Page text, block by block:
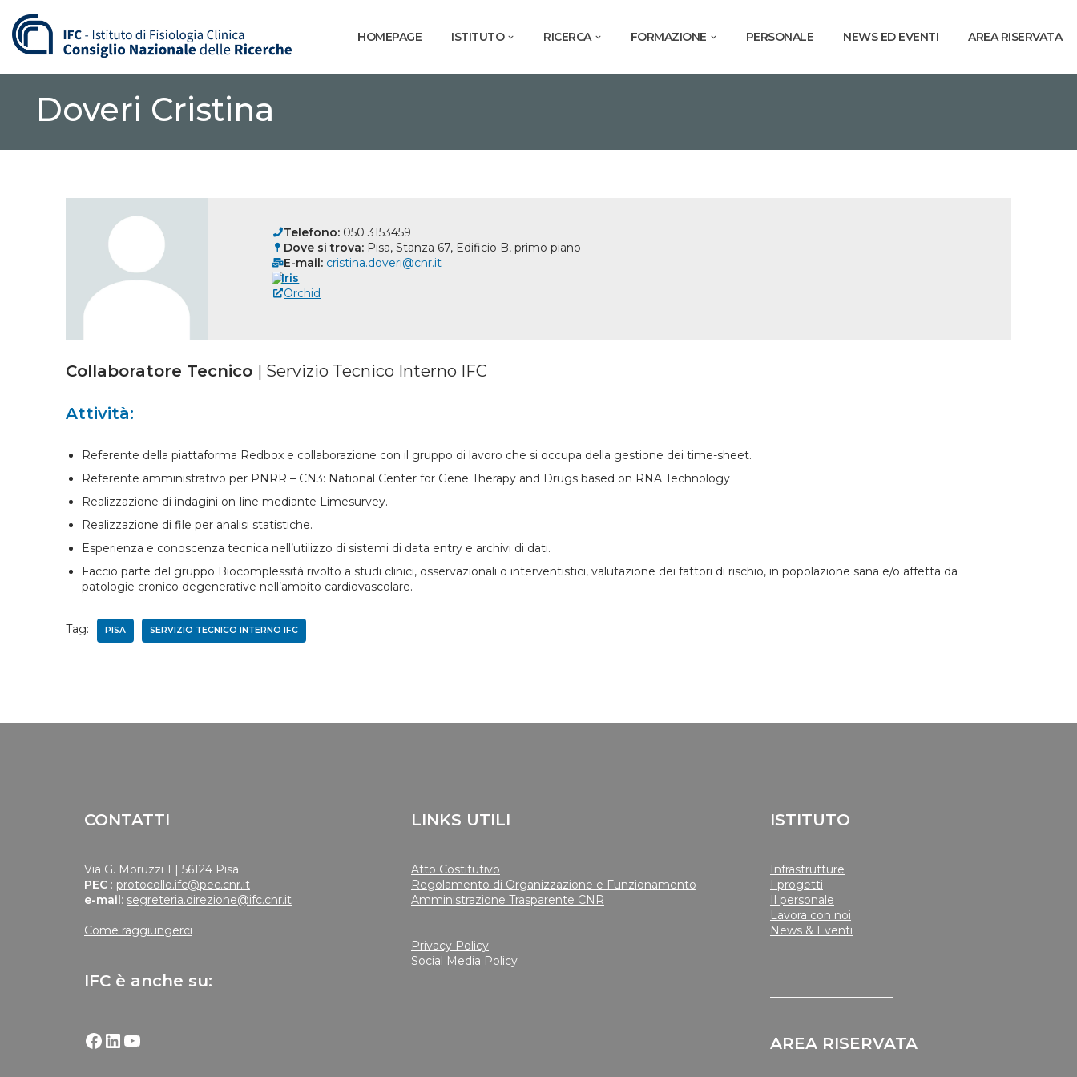
Vai
al
contenuto
HOMEPAGE ISTITUTO RICERCA FORMAZIONE PERSONALE NEWS ED EVENTI AREA RISERVATA
Doveri Cristina
Telefono: 050 3153459
Dove si trova: Pisa, Stanza 67, Edificio B, primo piano
E-mail: cristina.doveri@cnr.it
Iris
Orchid
Collaboratore Tecnico | Servizio Tecnico Interno IFC
Attività:
Referente della piattaforma Redbox e collaborazione con il gruppo di lavoro che si occupa della gestione dei time-sheet.
Referente amministrativo per PNRR – CN3: National Center for Gene Therapy and Drugs based on RNA Technology
Realizzazione di indagini on-line mediante Limesurvey.
Realizzazione di file per analisi statistiche.
Esperienza e conoscenza tecnica nell’utilizzo di sistemi di data entry e archivi di dati.
Faccio parte del gruppo Biocomplessità rivolto a studi clinici, osservazionali o interventistici, valutazione dei fattori di rischio, in popolazione sana e/o affetta da
patologie cronico degenerative nell’ambito cardiovascolare.
Tag: PISA SERVIZIO TECNICO INTERNO IFC
CONTATTI
Via G. Moruzzi 1 | 56124 Pisa
PEC : protocollo.ifc@pec.cnr.it
e-mail: segreteria.direzione@ifc.cnr.it
Come raggiungerci
IFC è anche su:
LINKS UTILI
Atto Costitutivo
Regolamento di Organizzazione e Funzionamento
Amministrazione Trasparente CNR
Privacy Policy
Social Media Policy
ISTITUTO
Infrastrutture
I progetti
Il personale
Lavora con noi
News & Eventi
AREA RISERVATA